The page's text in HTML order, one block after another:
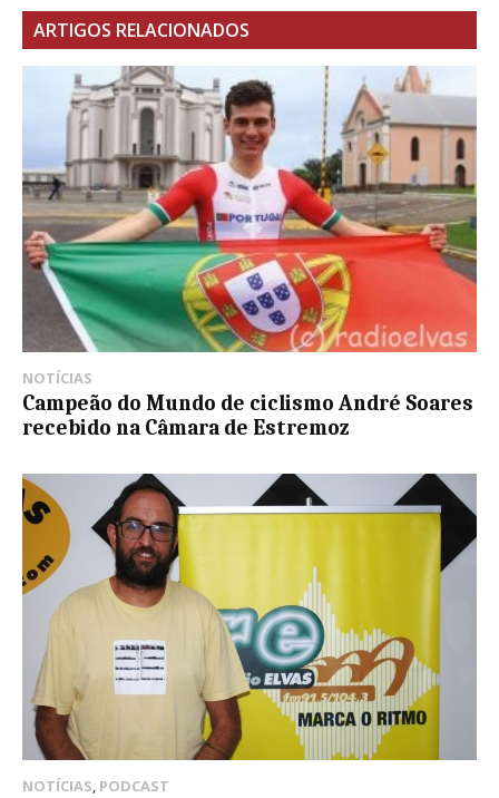
ARTIGOS RELACIONADOS
NOTÍCIAS
Campeão do Mundo de ciclismo André Soares
recebido na Câmara de Estremoz
NOTÍCIAS, PODCAST